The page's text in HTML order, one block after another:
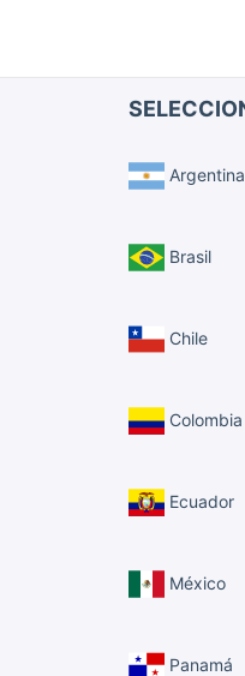
Argentina
Brasil
Chile
Colombia
Ecuador
México
Panamá